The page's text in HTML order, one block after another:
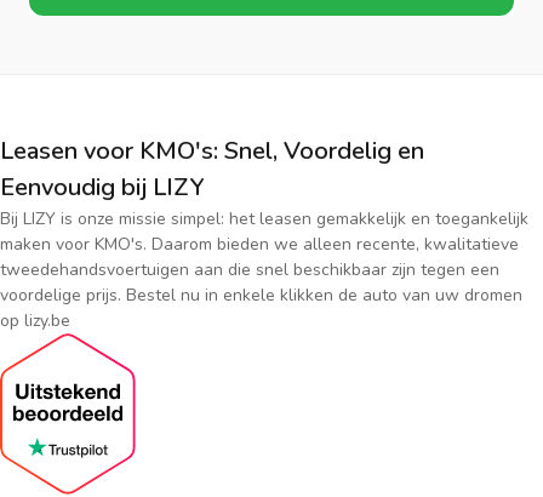
Leasen voor KMO's: Snel, Voordelig en
Eenvoudig bij LIZY
Bij LIZY is onze missie simpel: het leasen gemakkelijk en toegankelijk
maken voor KMO's. Daarom bieden we alleen recente, kwalitatieve
tweedehandsvoertuigen aan die snel beschikbaar zijn tegen een
voordelige prijs. Bestel nu in enkele klikken de auto van uw dromen
op lizy.be